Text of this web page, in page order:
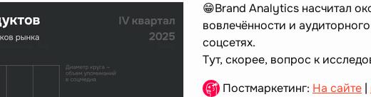
😁Brand Analytics насчитал
вовлечённости и
соцсетях.
Тут, скорее, вопрос к
Постмаркетинг: На сайте |